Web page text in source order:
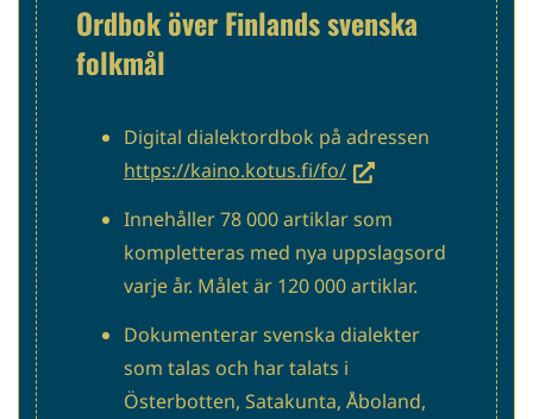
Ordbok över Finlands svenska
folkmål
Digital dialektordbok på adressen
https://kaino.kotus.fi/fo/(siirryt
palveluun)
Innehåller 78 000 artiklar som
kompletteras med nya uppslagsord
varje år. Målet är 120 000 artiklar.
Dokumenterar svenska dialekter
som talas och har talats i
Österbotten, Satakunta, Åboland,